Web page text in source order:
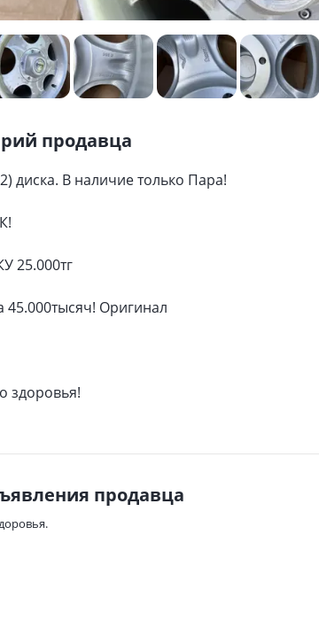
продавца
диска. В наличие только Пара!
25.000тг
45.000тысяч! Оригинал
здоровья!
продавца